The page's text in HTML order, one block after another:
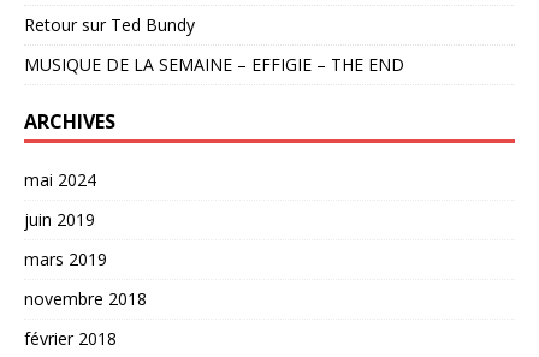
Retour sur Ted Bundy
MUSIQUE DE LA SEMAINE – EFFIGIE – THE END
ARCHIVES
mai 2024
juin 2019
mars 2019
novembre 2018
février 2018